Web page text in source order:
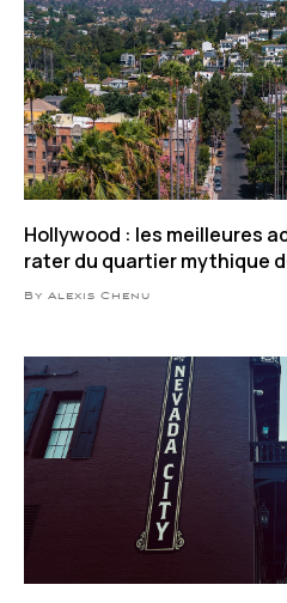
Hollywood : les meilleures
rater du quartier mythique
By Alexis Chenu